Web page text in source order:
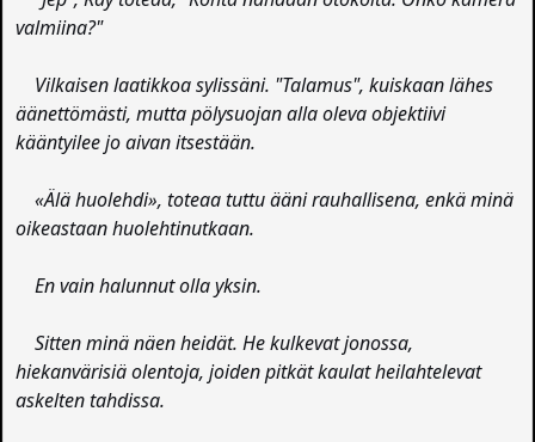
valmiina?"
Vilkaisen laatikkoa sylissäni. "Talamus", kuiskaan lähes
äänettömästi, mutta pölysuojan alla oleva objektiivi
kääntyilee jo aivan itsestään.
«Älä huolehdi», toteaa tuttu ääni rauhallisena, enkä minä
oikeastaan huolehtinutkaan.
En vain halunnut olla yksin.
Sitten minä näen heidät. He kulkevat jonossa,
hiekanvärisiä olentoja, joiden pitkät kaulat heilahtelevat
askelten tahdissa.